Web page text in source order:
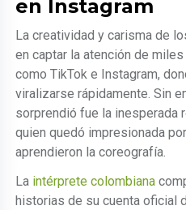
en Instagram
La creatividad y carisma de
en captar la atención de
como TikTok e Instagram,
viralizarse rápidamente. Sin
sorprendió fue la inesperada
quien quedó impresionada
aprendieron la coreografía.
La intérprete colombiana
historias de su cuenta oficial